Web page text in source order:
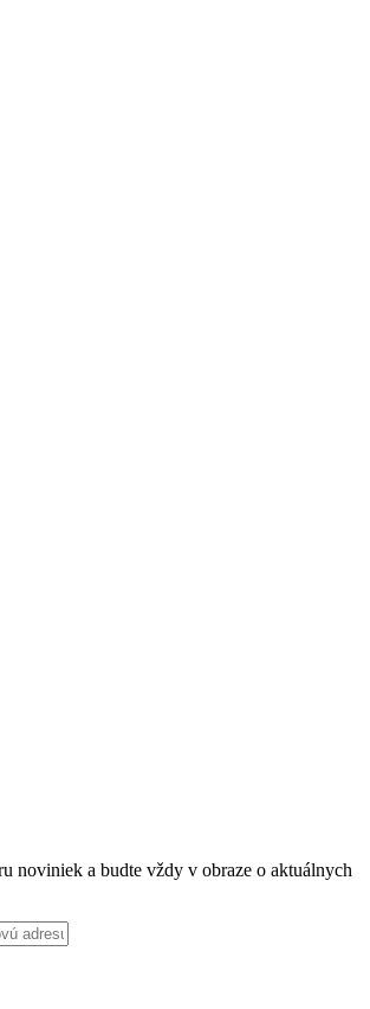
noviniek a budte vždy v obraze o aktuálnych